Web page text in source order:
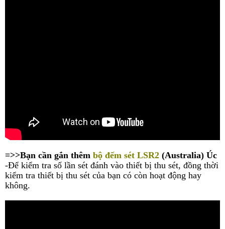
=>>Bạn cần gắn thêm bộ đếm sét LSR2 (Australia) Úc
-Để kiểm tra số lần sét đánh vào thiết bị thu sét, đồng thời
kiểm tra thiết bị thu sét của bạn có còn hoạt động hay
không.